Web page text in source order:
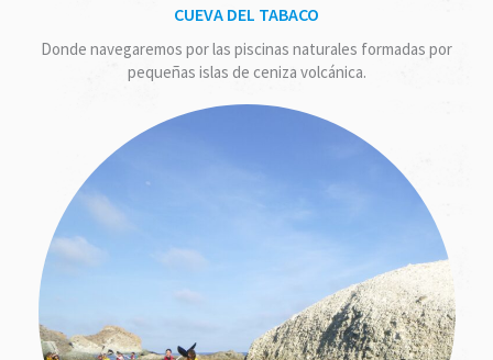
CUEVA DEL TABACO
Donde navegaremos por las piscinas naturales formadas por
pequeñas islas de ceniza volcánica.